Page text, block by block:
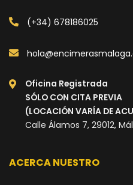
(+34) 678186025
Oficina Registrada
SÓLO CON CITA PREVIA
(LOCACIÓN VARÍA DE
Calle Álamos 7, 29012,
ACERCA NUESTRO